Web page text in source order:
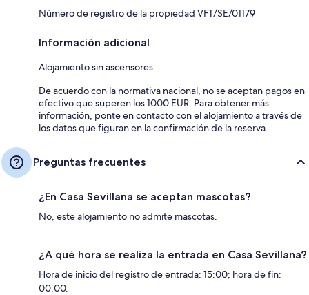
Número de registro de la propiedad VFT/SE/01179
Información adicional
Alojamiento sin ascensores
De acuerdo con la normativa nacional, no se aceptan pagos en
efectivo que superen los 1000 EUR. Para obtener más
información, ponte en contacto con el alojamiento a través de
los datos que figuran en la confirmación de la reserva.
Preguntas frecuentes
¿En Casa Sevillana se aceptan mascotas?
No, este alojamiento no admite mascotas.
¿A qué hora se realiza la entrada en Casa Sevillana?
Hora de inicio del registro de entrada: 15:00; hora de fin:
00:00.